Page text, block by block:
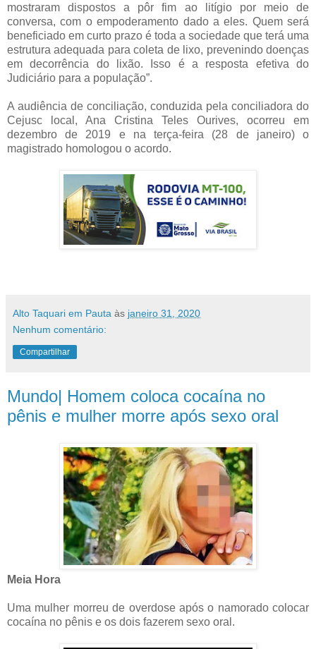
mostraram dispostos a pôr fim ao litígio por meio de
conversa, com o empoderamento dado a eles. Quem será
beneficiado em curto prazo é toda a sociedade que terá uma
estrutura adequada para coleta de lixo, prevenindo doenças
em decorrência do lixão. Isso é a resposta efetiva do
Judiciário para a população”.
A audiência de conciliação, conduzida pela conciliadora do
Cejusc local, Ana Cristina Teles Ourives, ocorreu em
dezembro de 2019 e na terça-feira (28 de janeiro) o
magistrado homologou o acordo.
Alto Taquari em Pauta às janeiro 31, 2020
Nenhum comentário:
Compartilhar
Mundo| Homem coloca cocaína no
pênis e mulher morre após sexo oral
Meia Hora
Uma mulher morreu de overdose após o namorado colocar
cocaína no pênis e os dois fazerem sexo oral.